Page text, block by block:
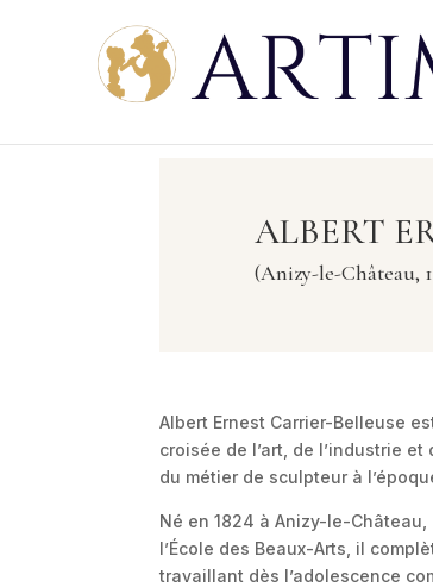
ALBERT
(Anizy-le-Château,
Albert Ernest Carrier-Belleuse
croisée de l’art, de l’industrie
du métier de sculpteur à
Né en 1824 à Anizy-le-Château,
l’École des Beaux-Arts, il
travaillant dès l’adolescence